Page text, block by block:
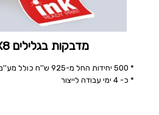
מדבקות בגלילים 5X8 סמ
* 500 יחידות החל מ-925 ש''ח כולל מע''מ
* כ- 4 ימי עבודה לייצור